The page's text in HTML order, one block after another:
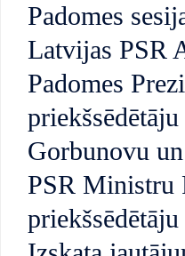
Padomes
Latvijas PSR
Padomes
Gorbunovu
PSR Ministru